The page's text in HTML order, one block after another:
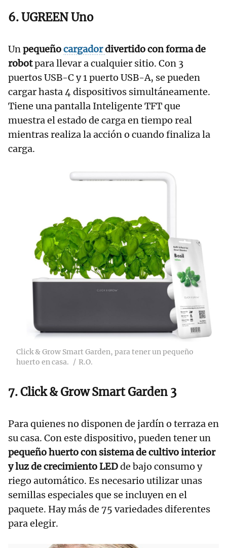
6. UGREEN Uno
Unpequeñocargadordivertido con forma de
robotpara llevar a cualquier sitio. Con 3
puertos USB-C y 1 puerto USB-A, se pueden
cargar hasta 4 dispositivos simultáneamente.
Tiene una pantalla Inteligente TFT que
muestra el estado de carga en tiempo real
mientras realiza la acción o cuando finaliza la
carga.
Click & Grow Smart Garden, para tener un pequeño
huerto en casa.
R.O.
7. Click & Grow Smart Garden 3
Para quienes no disponen de jardín o terraza en
su casa. Con este dispositivo, pueden tener un
pequeño huerto con sistema de cultivo interior
y luz de crecimiento LEDde bajo consumo y
riego automático. Es necesario utilizar unas
semillas especiales que se incluyen en el
paquete. Hay más de 75 variedades diferentes
para elegir.